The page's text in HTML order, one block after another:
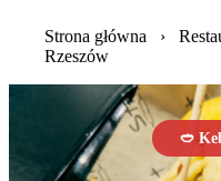
Strona główna ›
Rzeszów
🥙